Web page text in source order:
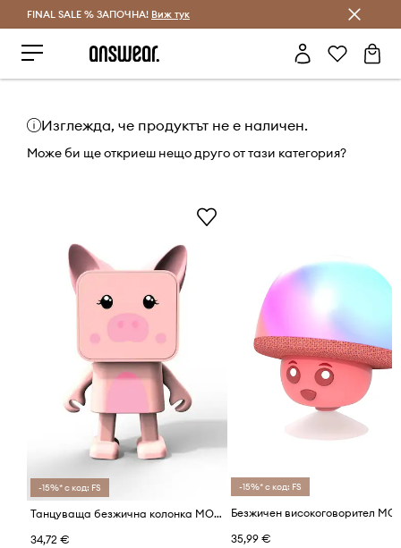
Спестявай с Answear Club
FINAL SALE % ЗАПОЧНА! Виж тук
Изглежда, че продуктът не е наличен.
Може би ще откриеш нещо друго от тази категория?
-15%* с код: FS
Танцуваща безжична колонка MOB
34,72 €
-15%* с код: FS
35,99 €